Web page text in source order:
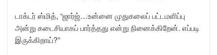
டாக்டர் ஸ்மித், “ஜார்ஜ்…உன்னை முதுகலைப் பட்டமளிப்பு
அன்று கடைசியாகப் பார்த்தது என்று நினைக்கிறேன். எப்படி
இருக்கிறாய்?”